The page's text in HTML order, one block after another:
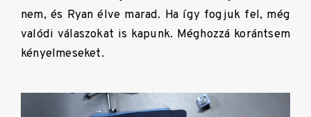
nem, és Ryan élve marad. Ha így fogjuk fel, még
valódi válaszokat is kapunk. Méghozzá korántsem
kényelmeseket.